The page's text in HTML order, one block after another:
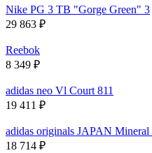
Nike PG 3 TB "Gorge Green" 3
29 863 ₽
Reebok
8 349 ₽
adidas neo Vl Court 811
19 411 ₽
adidas originals JAPAN Mineral
18 714 ₽